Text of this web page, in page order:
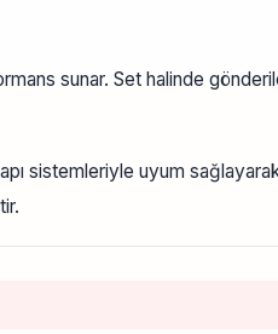
sunar. Set halinde
sistemleriyle uyum